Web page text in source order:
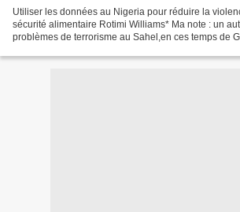
Utiliser les données au Nigeria pour réduire la
sécurité alimentaire Rotimi Williams* Ma note : un
problèmes de terrorisme au Sahel,en ces temps de